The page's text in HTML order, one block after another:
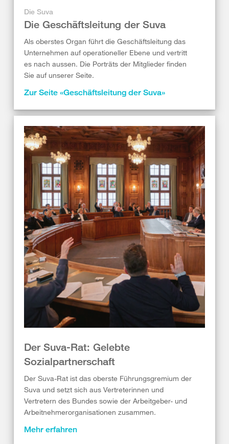
Die Suva
Die Geschäftsleitung der Suva
Als oberstes Organ führt die Geschäftsleitung das
Unternehmen auf operationeller Ebene und vertritt
es nach aussen. Die Porträts der Mitglieder finden
Sie auf unserer Seite.
Zur Seite «Geschäftsleitung der Suva»
Der Suva-Rat: Gelebte
Sozialpartnerschaft
Der Suva-Rat ist das oberste Führungsgremium der
Suva und setzt sich aus Vertreterinnen und
Vertretern des Bundes sowie der Arbeitgeber- und
Arbeitnehmerorganisationen zusammen.
Mehr erfahren